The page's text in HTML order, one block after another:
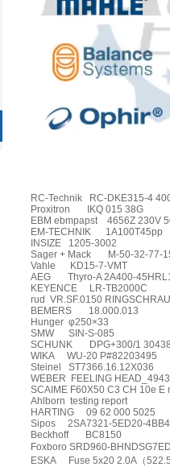
RC-Technik
RC-DKE315-4
Proxitron
IKQ 015 38G
EBM ebmpapst
4656Z 230V
EM-TECHNIK
1A100T45pp
INSIZE
1205-3002
Sager + Mack
M-50-32-77-
Vahle
KD15-7-VMT
AEG
Thyro-A 2A400-
KEYENCE
LR-TB2000C
rud VR.SF.0150
BEMERS
18.000.013
Hunger φ250×33
SMW
SIN-S-085
SCHUNK
DPG+300/1
WIKA
WU-20 P#82203495
Steinel
ST7366.16.12X036
WEBER
FEELING
SCAIME F60X50 C3 CH 10e E
Ahlborn testing report
HARTING
09 62 000 5025
Sipos
2SA7321-5ED20-
Beckhoff
BC8150
Foxboro SRD960-
ESKA
Fuse 5x20 2.0A （